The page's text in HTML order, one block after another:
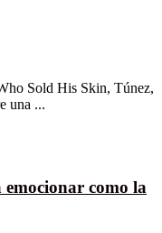
Sold His Skin, Túnez,
una ...
como la